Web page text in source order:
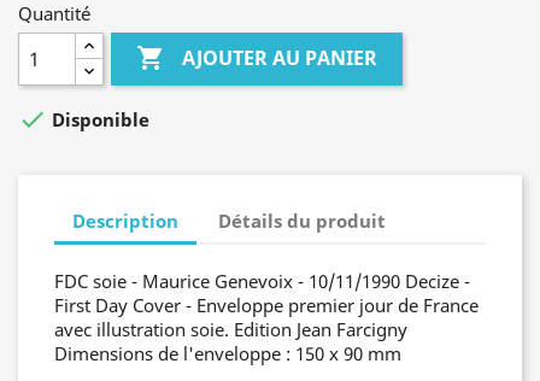
Quantité
 AJOUTER AU PANIER
 Disponible
Description Détails du produit
FDC soie - Maurice Genevoix - 10/11/1990 Decize -
First Day Cover - Enveloppe premier jour de France
avec illustration soie. Edition Jean Farcigny
Dimensions de l'enveloppe : 150 x 90 mm